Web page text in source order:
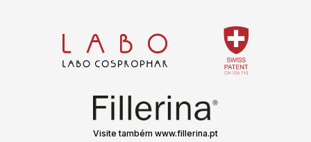
Visite também www.fillerina.pt